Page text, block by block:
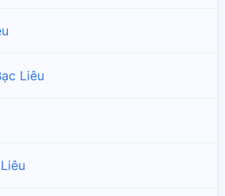
Ninja Van đơn hàng tại Đông Hải
Liêu